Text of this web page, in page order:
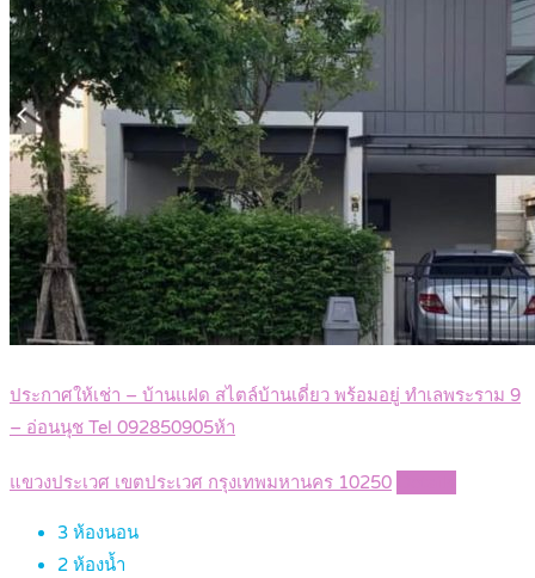
ประกาศให้เช่า – บ้านแฝด สไตล์บ้านเดี่ยว พร้อมอยู่ ทำเลพระราม 9
– อ่อนนุช Tel 092850905ห้า
แขวงประเวศ เขตประเวศ กรุงเทพมหานคร 10250
3 ห้องนอน
2 ห้องน้ำ